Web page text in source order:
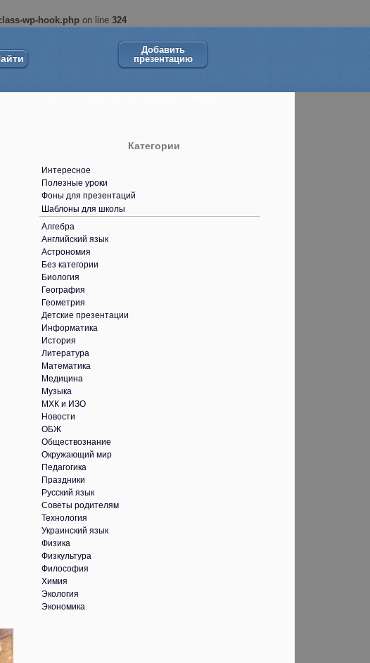
wp-hook.php on line 324
Добавить
презентацию
Категории
Интересное
Полезные уроки
Фоны для презентаций
Шаблоны для школы
Алгебра
Английский язык
Астрономия
Без категории
Биология
География
Геометрия
Детские презентации
Информатика
История
Литература
Математика
Медицина
Музыка
МХК и ИЗО
Новости
ОБЖ
Обществознание
Окружающий мир
Педагогика
Праздники
Русский язык
Советы родителям
Технология
Украинский язык
Физика
Физкультура
Философия
Химия
Экология
Экономика